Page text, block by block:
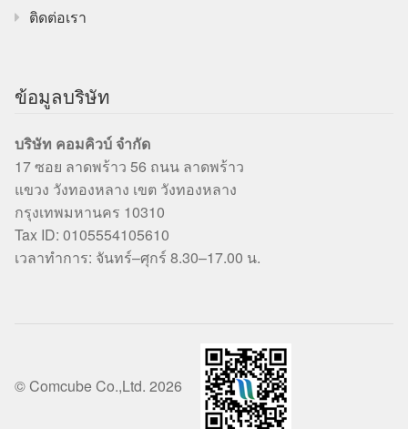
ติดต่อเรา
ข้อมูลบริษัท
บริษัท คอมคิวบ์ จำกัด
17 ซอย ลาดพร้าว 56 ถนน ลาดพร้าว
แขวง วังทองหลาง เขต วังทองหลาง
กรุงเทพมหานคร 10310
Tax ID: 0105554105610
เวลาทำการ: จันทร์–ศุกร์ 8.30–17.00 น.
© Comcube Co.,Ltd. 2026